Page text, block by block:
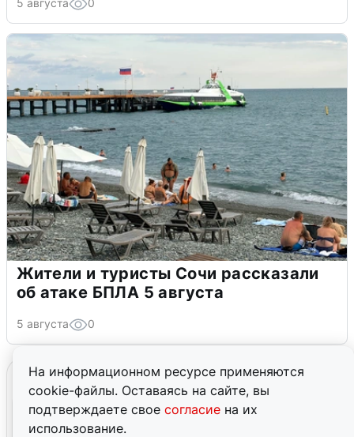
На информационном ресурсе применяются
cookie-файлы. Оставаясь на сайте, вы
подтверждаете свое согласие на их
использование.
5 августа 0
Жители и туристы Сочи рассказали
об атаке БПЛА 5 августа
5 августа 0